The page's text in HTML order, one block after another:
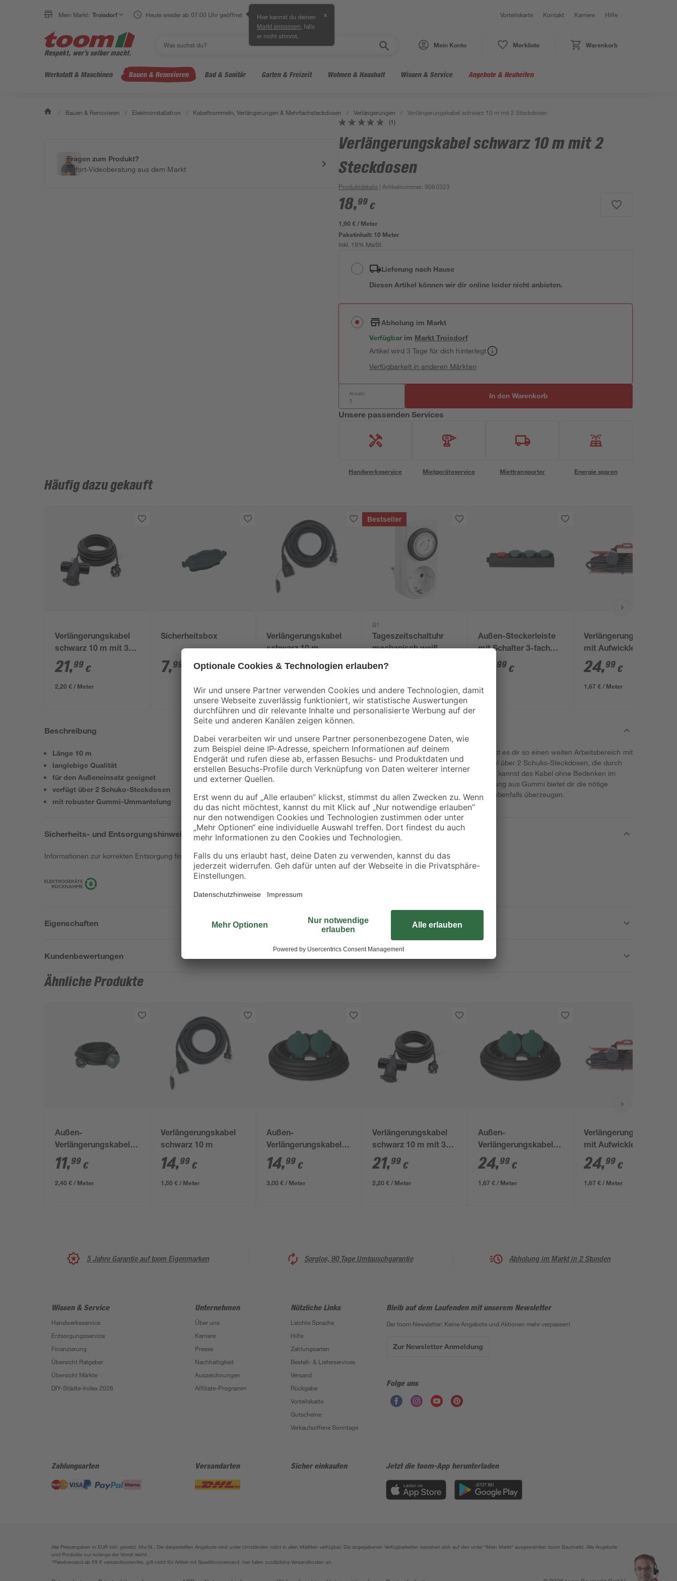
Mein Markt: Troisdorf Heute wieder ab 07:00 Uhr geöffnet Hier kannst du deinen
Markt anpassen , falls
er nicht stimmt.
✕ Vorteilskarte Kontakt Karriere Hilfe
Mein Konto Merkliste Warenkorb
Werkstatt & Maschinen Bauen & Renovieren Bad & Sanitär Garten & Freizeit Wohnen & Haushalt Wissen & Service Angebote & Neuheiten
/ Bauen & Renovieren / Elektroinstallation / Kabeltrommeln, Verlängerungen & Mehrfachsteckdosen / Verlängerungen / Verlängerungskabel schwarz 10 m mit 2 Steckdosen
Fragen zum Produkt?
Sofort-Videoberatung aus dem Markt
(1)
Verlängerungskabel schwarz 10 m mit 2
Steckdosen
Produktdetails | Artikelnummer:9060323
18,99 €
1,90 € / Meter
Paketinhalt: 10 Meter
inkl. 19% MwSt.
Lieferung nach Hause
Diesen Artikel können wir dir online leider nicht anbieten.
Abholung im Markt
Verfügbar im MarktTroisdorf
Artikel wird 3 Tage für dich hinterlegt
Verfügbarkeit in anderen Märkten
Anzahl: In den Warenkorb
Unsere passenden Services
Handwerksservice Mietgeräteservice Miettransporter Energie sparen
Häufig dazu gekauft
Verlängerungskabel
schwarz 10 m mit 3
Steckdosen
21,99 €
2,20 € / Meter
Sicherheitsbox
7,99
Verlängerungskabel
schwarz 10 m
14,99€
1,50 € / Meter
Bestseller
B1
Tageszeitschaltuhr
mechanisch weiß
2,49
Außen-Steckerleiste
mit Schalter 3-fach
schwarz/grün
,99 €
Verlängerungskabel
mit Aufwickler
schwarz 15 m
24,99 €
1,67 € / Meter
Beschreibung
Länge 10 m
langlebige Qualität
für den Außeneinsatz geeignet
verfügt über 2 Schuko-Steckdosen
mit robuster Gummi-Ummantelung
Das Verlängerungskabel ist 10 m lang und erlaubt es dir so einen weiten Arbeitsbereich mit
Strom zu versorgen. Zusätzlich verfügt das Kabel über 2 Schuko-Steckdosen, die durch
eine Abdeckkappe vor Nässe geschützt sind. Du kannst das Kabel ohne Bedenken im
Außenbereich einsetzen. Die robuste Ummantelung aus Gummi bietet dir die nötige
Sicherheit und die langlebige Qualität wird dich ebenfalls überzeugen.
Sicherheits- und Entsorgungshinweise
Informationen zur korrekten Entsorgung findest duhier.
Eigenschaften
Kundenbewertungen
Ähnliche Produkte
Außen-
Verlängerungskabel
H07RN-F 3G 1,5 mm²
grün 1-fach 5 m
11,99 €
2,40 € / Meter
Verlängerungskabel
schwarz 10 m
14,99 €
1,50 € / Meter
Außen-
Verlängerungskabel
schwarz 2-fach 5 m
14,99 €
3,00 € / Meter
Verlängerungskabel
schwarz 10 m mit 3
Steckdosen
21,99 €
2,20 € / Meter
Außen-
Verlängerungskabel
schwarz 2-fach 15 m
24,99 €
1,67 € / Meter
Verlängerungskabel
mit Aufwickler
schwarz 15 m
24,99 €
1,67 € / Meter
5 Jahre Garantie auf toom Eigenmarken Sorglos, 90 Tage Umtauschgarantie Abholung im Markt in 2 Stunden
Wissen & Service
Handwerksservice
Entsorgungsservice
Finanzierung
Übersicht Ratgeber
Übersicht Märkte
DIY-Städte-Index 2026
Unternehmen
Über uns
Karriere
Presse
Nachhaltigkeit
Auszeichnungen
Affiliate-Programm
Nützliche Links
Leichte Sprache
Hilfe
Zahlungsarten
Bestell- & Lieferservices
Versand
Rückgabe
Vorteilskarte
Gutscheine
Verkaufsoffene Sonntage
Bleib auf dem Laufenden mit unserem Newsletter
Der toom Newsletter: Keine Angebote und Aktionen mehr verpassen!
Zur Newsletter Anmeldung
Folge uns
Zahlungsarten Versandarten Sicher einkaufen Jetzt die toom-App herunterladen
Alle Preisangaben in EUR inkl. gesetzl. MwSt.. Die dargestellten Angebote sind unter Umständen nicht in allen Märkten verfügbar. Die angegebenen Verfügbarkeiten beziehen sich auf den unter "Mein Markt" ausgewählten toom Baumarkt. Alle Angebote
und Produkte nur solange der Vorrat reicht.
*Paketversand ab 59 € versandkostenfrei, gilt nicht für Artikel mit Speditionsversand, hier fallen zusätzliche Versandkosten an.